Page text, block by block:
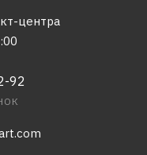
центра
92